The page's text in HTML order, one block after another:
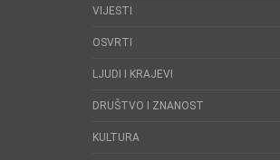
VIJESTI
OSVRTI
LJUDI I KRAJEVI
DRUŠTVO I ZNANOST
KULTURA